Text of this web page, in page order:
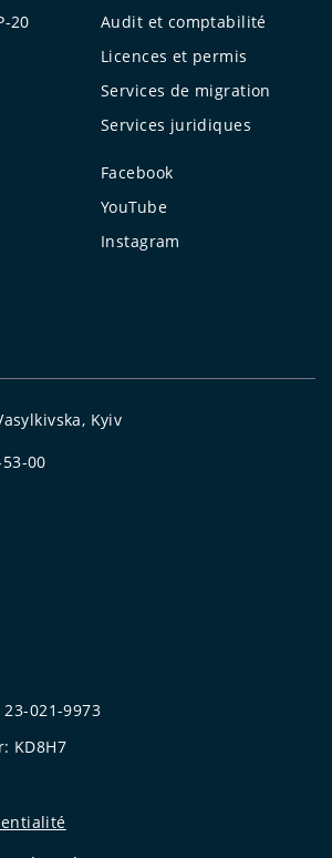
20
Audit et comptabilité
Licences et permis
Services de migration
Services juridiques
Facebook
YouTube
Instagram
Kyiv
00
021-9973
KD8H7